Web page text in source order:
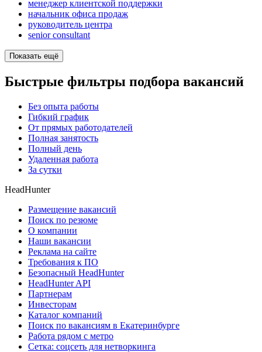
менеджер клиентской поддержки
начальник офиса продаж
руководитель центра
senior consultant
Показать ещё
Быстрые фильтры подбора вакансий
Без опыта работы
Гибкий график
От прямых работодателей
Полная занятость
Полный день
Удаленная работа
За сутки
HeadHunter
Размещение вакансий
Поиск по резюме
О компании
Наши вакансии
Реклама на сайте
Требования к ПО
Безопасный HeadHunter
HeadHunter API
Партнерам
Инвесторам
Каталог компаний
Поиск по вакансиям в Екатеринбурге
Работа рядом с метро
Сетка: соцсеть для нетворкинга